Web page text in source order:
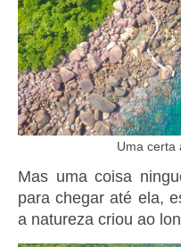
Uma certa
Mas uma coisa
para chegar até ela,
a natureza criou ao